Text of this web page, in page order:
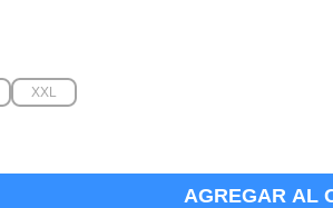
XXL
AGREGAR AL